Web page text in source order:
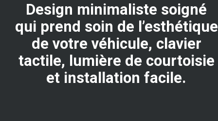
Design minimaliste soigné
qui prend soin de l’esthétique
de votre véhicule, clavier
tactile, lumière de courtoisie
et installation facile.